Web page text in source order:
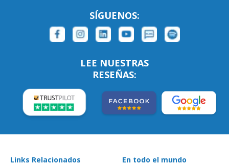
SÍGUENOS:
LEE NUESTRAS
RESEÑAS:
Links Relacionados En todo el mundo